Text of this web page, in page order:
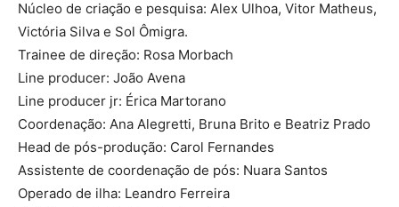
Núcleo de criação e pesquisa: Alex Ulhoa, Vitor Matheus,
Victória Silva e Sol Ômigra.
Trainee de direção: Rosa Morbach
Line producer: João Avena
Line producer jr: Érica Martorano
Coordenação: Ana Alegretti, Bruna Brito e Beatriz Prado
Head de pós-produção: Carol Fernandes
Assistente de coordenação de pós: Nuara Santos
Operado de ilha: Leandro Ferreira